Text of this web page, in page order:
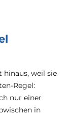
weil sie
Regel:
nur einer
in